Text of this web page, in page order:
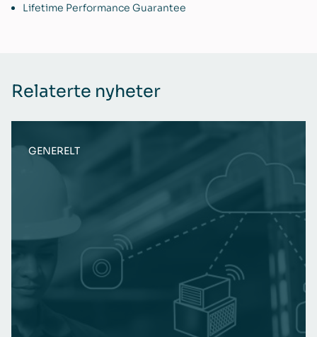
Lifetime Performance Guarantee
Relaterte nyheter
GENERELT